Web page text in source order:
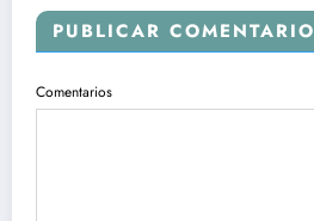
PUBLICAR COMENTARIO
Comentarios